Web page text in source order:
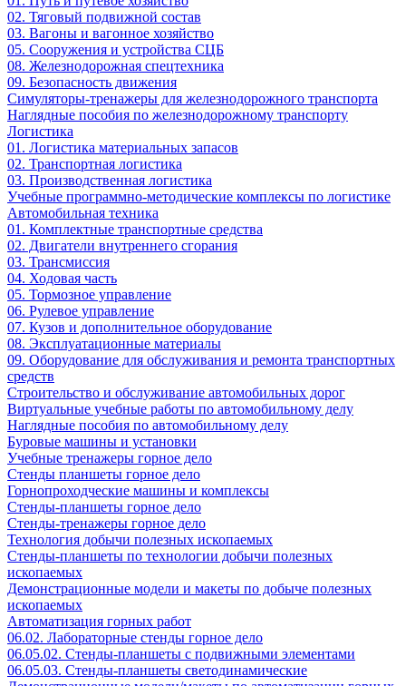
02. Тяговый подвижной состав
03. Вагоны и вагонное хозяйство
05. Сооружения и устройства СЦБ
08. Железнодорожная спецтехника
09. Безопасность движения
Симуляторы-тренажеры для железнодорожного транспорта
Наглядные пособия по железнодорожному транспорту
Логистика
01. Логистика материальных запасов
02. Транспортная логистика
03. Производственная логистика
Учебные программно-методические комплексы по логистике
Автомобильная техника
01. Комплектные транспортные средства
02. Двигатели внутреннего сгорания
03. Трансмиссия
04. Ходовая часть
05. Тормозное управление
06. Рулевое управление
07. Кузов и дополнительное оборудование
08. Эксплуатационные материалы
09. Оборудование для обслуживания и ремонта транспортных
средств
Строительство и обслуживание автомобильных дорог
Виртуальные учебные работы по автомобильному делу
Наглядные пособия по автомобильному делу
Буровые машины и установки
Учебные тренажеры горное дело
Стенды планшеты горное дело
Горнопроходческие машины и комплексы
Стенды-планшеты горное дело
Стенды-тренажеры горное дело
Технология добычи полезных ископаемых
Стенды-планшеты по технологии добычи полезных
ископаемых
Демонстрационные модели и макеты по добыче полезных
ископаемых
Автоматизация горных работ
06.02. Лабораторные стенды горное дело
06.05.02. Стенды-планшеты с подвижными элементами
06.05.03. Стенды-планшеты светодинамические